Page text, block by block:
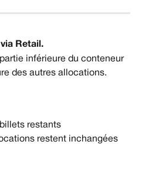
Retail.
inférieure du conteneur
des autres allocations.
billets restants
restent inchangées